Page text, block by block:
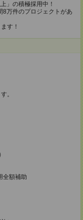
」の積極採用中！
万件のプロジェクトがあ
す！
。
全額補助